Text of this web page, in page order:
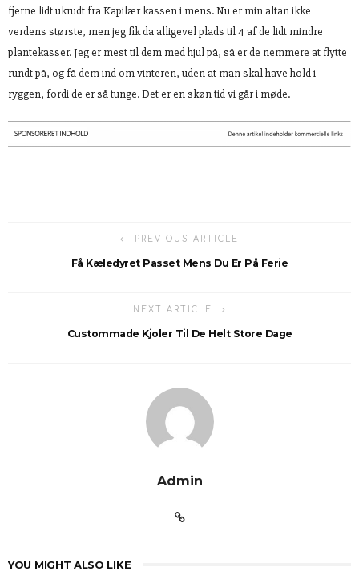
fjerne lidt ukrudt fra Kapilær kassen i mens. Nu er min altan ikke
verdens største, men jeg fik da alligevel plads til 4 af de lidt mindre
plantekasser. Jeg er mest til dem med hjul på, så er de nemmere at flytte
rundt på, og få dem ind om vinteren, uden at man skal have hold i
ryggen, fordi de er så tunge. Det er en skøn tid vi går i møde.
PREVIOUS ARTICLE
Få Kæledyret Passet Mens Du Er På Ferie
NEXT ARTICLE
Custommade Kjoler Til De Helt Store Dage
Admin
YOU MIGHT ALSO LIKE